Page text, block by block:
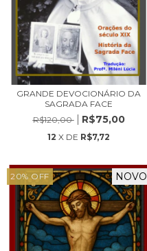
GRANDE DEVOCIONÁRIO DA
SAGRADA FACE
R$120,00
R$75,00
12 X DE R$7,72
20% OFF NOVO